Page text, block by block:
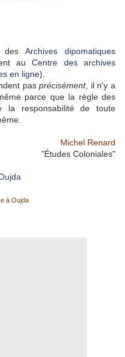
desArchives dipomatiques
auCentre des archives
en ligne)
pasprécisément, il n'y a
parce que la règle des
la responsabilité de toute
Michel Renard
"Études Coloniales"
à Oujda